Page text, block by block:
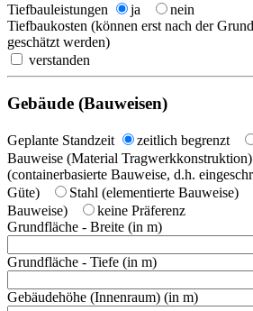
Tiefbauleistungen ja
nein
Tiefbaukosten (können erst nach der
geschätzt werden)
verstanden
Gebäude (Bauweisen)
Geplante Standzeit zeitlich begrenzt
Bauweise (Material Tragwerkkonstruktion)
(containerbasierte Bauweise, d.h.
Güte)
Stahl (elementierte Bauweise)
Bauweise)
keine Präferenz
Grundfläche - Breite (in m)
Grundfläche - Tiefe (in m)
Gebäudehöhe (Innenraum) (in m)